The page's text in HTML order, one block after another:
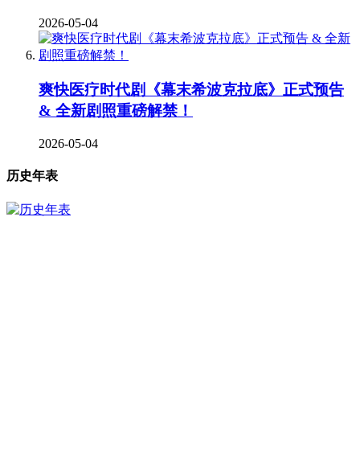
2026-05-04
爽快医疗时代剧《幕末希波克拉底》正式预告
& 全新剧照重磅解禁！
2026-05-04
历史年表